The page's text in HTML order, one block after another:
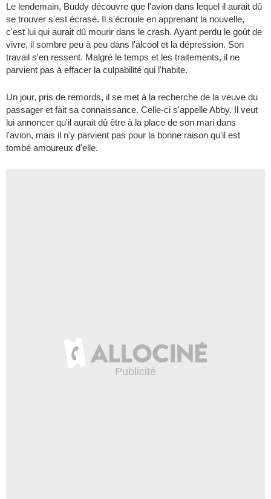
Le lendemain, Buddy découvre que l'avion dans lequel il aurait dû
se trouver s'est écrasé. Il s'écroule en apprenant la nouvelle,
c'est lui qui aurait dû mourir dans le crash. Ayant perdu le goût de
vivre, il sombre peu à peu dans l'alcool et la dépression. Son
travail s'en ressent. Malgré le temps et les traitements, il ne
parvient pas à effacer la culpabilité qui l'habite.
Un jour, pris de remords, il se met à la recherche de la veuve du
passager et fait sa connaissance. Celle-ci s'appelle Abby. Il veut
lui annoncer qu'il aurait dû être à la place de son mari dans
l'avion, mais il n'y parvient pas pour la bonne raison qu'il est
tombé amoureux d'elle.